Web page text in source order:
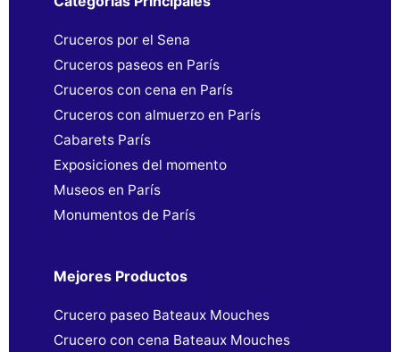
Cruceros por el Sena
Cruceros paseos en París
Cruceros con cena en París
Cruceros con almuerzo en París
Cabarets París
Exposiciones del momento
Museos en París
Monumentos de París
Mejores Productos
Crucero paseo Bateaux Mouches
Crucero con cena Bateaux Mouches